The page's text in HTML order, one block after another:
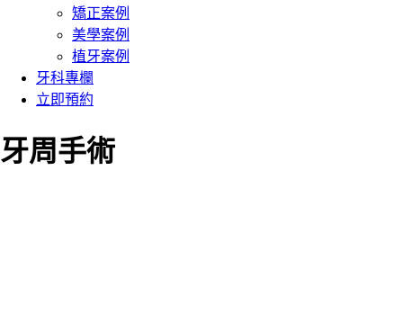
矯正案例
美學案例
植牙案例
牙科專欄
立即預約
牙周手術